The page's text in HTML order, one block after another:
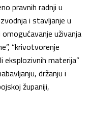
pravnih radnji u
i stavljanje u
uživanja
“krivotvorenje
eksplozivnih materija”
držanju i
županiji,